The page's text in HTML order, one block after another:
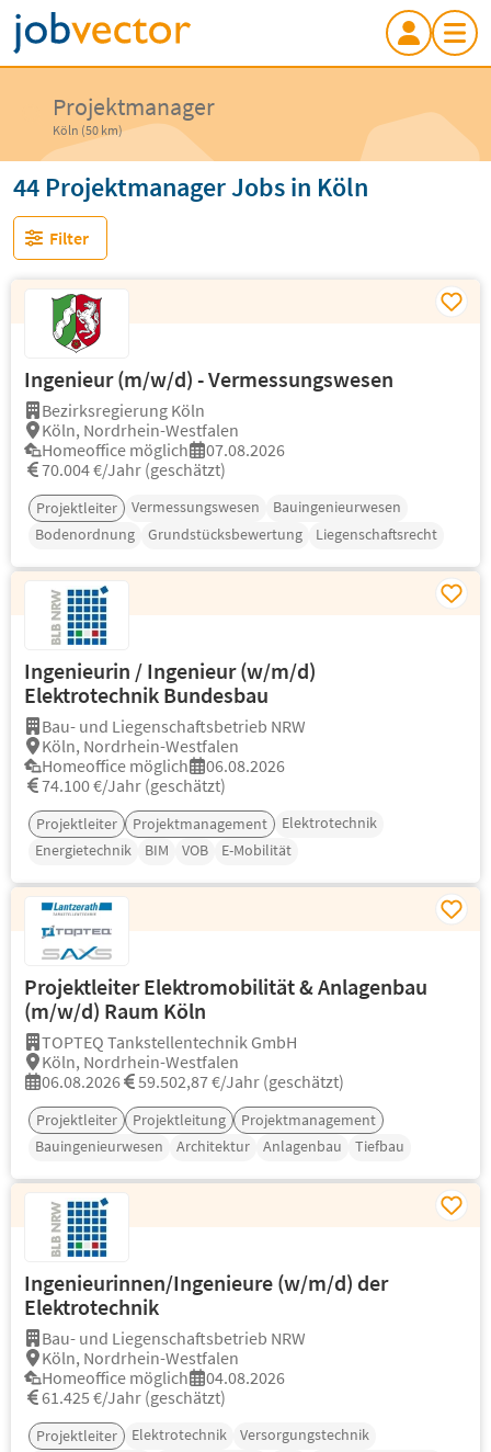
Projektmanager
Köln (50 km)
44 Projektmanager Jobs in Köln
Filter
Ingenieur (m/w/d) - Vermessungswesen
Bezirksregierung Köln
Köln, Nordrhein-Westfalen
Homeoffice möglich
07.08.2026
70.004 €/Jahr (geschätzt)
Projektleiter Vermessungswesen
Bauingenieurwesen
Bodenordnung
Grundstücksbewertung Liegenschaftsrecht
Ingenieurin / Ingenieur (w/m/d)
Elektrotechnik Bundesbau
Bau- und Liegenschaftsbetrieb NRW
Köln, Nordrhein-Westfalen
Homeoffice möglich
06.08.2026
74.100 €/Jahr (geschätzt)
Projektleiter Projektmanagement
Elektrotechnik
Energietechnik
BIM VOB E-Mobilität
Projektleiter Elektromobilität & Anlagenbau
(m/w/d) Raum Köln
TOPTEQ Tankstellentechnik GmbH
Köln, Nordrhein-Westfalen
06.08.2026
59.502,87 €/Jahr (geschätzt)
Projektleiter Projektleitung
Projektmanagement
Bauingenieurwesen
Architektur Anlagenbau Tiefbau
Ingenieurinnen/Ingenieure (w/m/d) der
Elektrotechnik
Bau- und Liegenschaftsbetrieb NRW
Köln, Nordrhein-Westfalen
Homeoffice möglich
04.08.2026
61.425 €/Jahr (geschätzt)
Projektleiter Elektrotechnik
Versorgungstechnik